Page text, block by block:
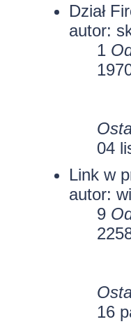
Dział
autor:
1
04
Link w
autor:
9
16